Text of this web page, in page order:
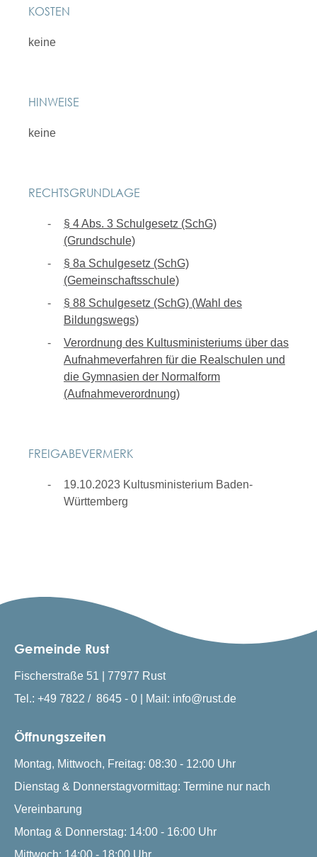
KOSTEN
keine
HINWEISE
keine
RECHTSGRUNDLAGE
§ 4 Abs. 3 Schulgesetz (SchG)
(Grundschule)
§ 8a Schulgesetz (SchG)
(Gemeinschaftsschule)
§ 88 Schulgesetz (SchG) (Wahl des
Bildungswegs)
Verordnung des Kultusministeriums über das
Aufnahmeverfahren für die Realschulen und
die Gymnasien der Normalform
(Aufnahmeverordnung)
FREIGABEVERMERK
19.10.2023 Kultusministerium Baden-
Württemberg
Gemeinde Rust
Fischerstraße 51 | 77977 Rust
Tel.: +49 7822 / 8645 - 0 | Mail: info@rust.de
Öffnungszeiten
Montag, Mittwoch, Freitag: 08:30 - 12:00 Uhr
Dienstag & Donnerstagvormittag: Termine nur nach
Vereinbarung
Montag & Donnerstag: 14:00 - 16:00 Uhr
Mittwoch: 14:00 - 18:00 Uhr